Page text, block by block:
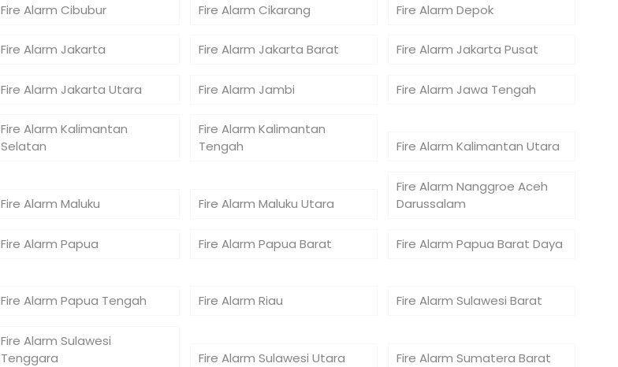
Fire Alarm Cibubur Fire Alarm Cikarang Fire Alarm Depok
Fire Alarm Jakarta Fire Alarm Jakarta Barat Fire Alarm Jakarta Pusat
Fire Alarm Jakarta Utara Fire Alarm Jambi Fire Alarm Jawa Tengah
Fire Alarm Kalimantan
Selatan
Fire Alarm Kalimantan
Tengah
Fire Alarm Kalimantan Utara
Fire Alarm Maluku Fire Alarm Maluku Utara
Fire Alarm Nanggroe Aceh
Darussalam
Fire Alarm Papua Fire Alarm Papua Barat Fire Alarm Papua Barat Daya
Fire Alarm Papua Tengah Fire Alarm Riau Fire Alarm Sulawesi Barat
Fire Alarm Sulawesi
Tenggara
Fire Alarm Sulawesi Utara Fire Alarm Sumatera Barat